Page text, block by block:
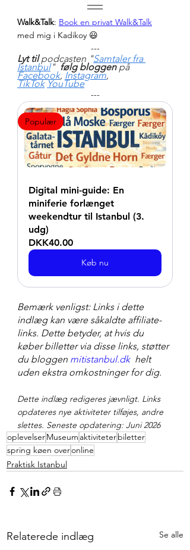
Walk&Talk: Book en privat Walk&Talk
med mig i Kadikoy 😃
---
Lyt til podcasten "Samtaler fra
Istanbul" følg bloggen på
Facebook, Instagram,
TikTok YouTube
---
Populær
Digital mini-guide: En
miniferie forlænget
weekendtur til Istanbul (3.
udg)
DKK40.00
Køb nu
Bemærk venligst: Links i dette
indlæg kan være såkaldte affiliate-
links. Dette betyder, at hvis du
køber billetter via disse links, støtter
du bloggen mitistanbul.dk
  helt
uden ekstra omkostninger for dig.
Dette indlæg redigeres jævnligt. Links
opdateres nye aktiviteter tilføjes, andre
slettes. Seneste opdatering: Juni 2026
oplevelserMuseum aktiviteterbiletter
spring køen overonline
Praktisk Istanbul
Relaterede indlæg Se alle